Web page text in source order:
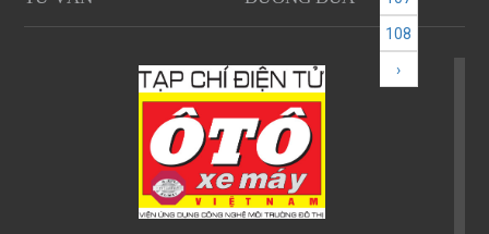
108
›